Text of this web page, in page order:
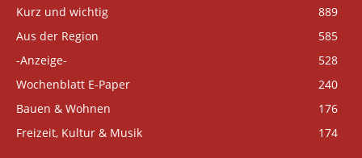
Kurz und wichtig
889
Aus der Region
585
-Anzeige-
528
Wochenblatt E-Paper
240
Bauen & Wohnen
176
Freizeit, Kultur & Musik
174